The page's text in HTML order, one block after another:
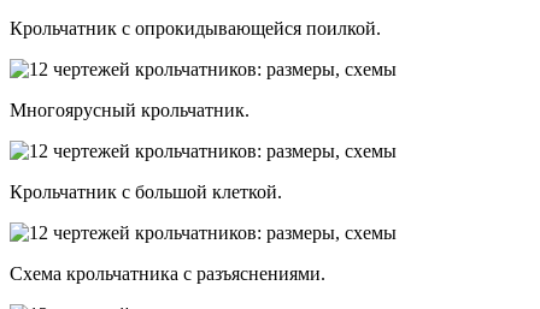
Крольчатник с опрокидывающейся поилкой.
Многоярусный крольчатник.
Крольчатник с большой клеткой.
Схема крольчатника с разъяснениями.